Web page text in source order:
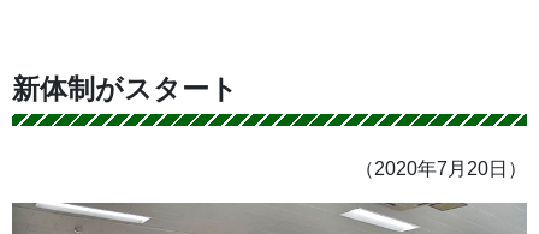
新体制がスタート
（2020年7月20日）